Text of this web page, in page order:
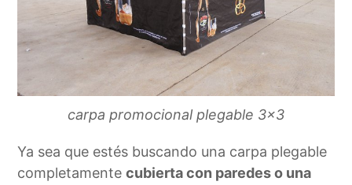
carpa promocional plegable 3×3
Ya sea que estés buscando una carpa plegable
completamentecubierta con paredes o una